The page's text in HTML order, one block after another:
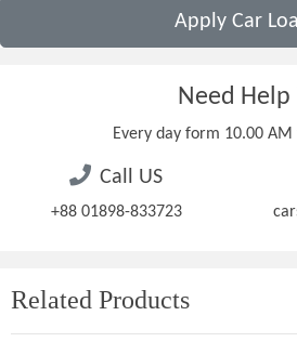
Apply Car
Need Help
Every day form 10.00 AM
Call US
+88 01898-833723
Related Products